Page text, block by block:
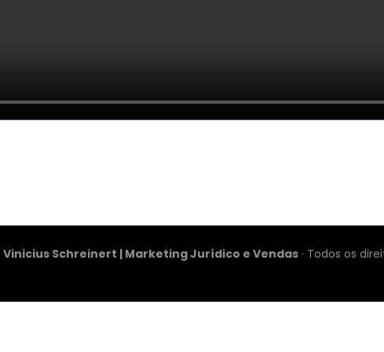
Vinicius Schreinert | Marketing Jurídico e Vendas · Todos os